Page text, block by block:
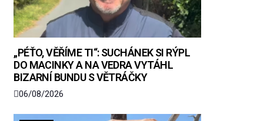
„PÉŤO, VĚŘÍME TI“: SUCHÁNEK SI RÝPL
DO MACINKY A NA VEDRA VYTÁHL
BIZARNÍ BUNDU S VĚTRÁČKY
06/08/2026